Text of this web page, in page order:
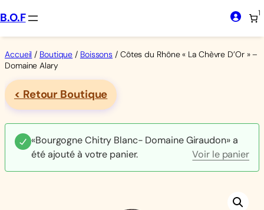
Aller
au
contenu
B.O.F 1
Accueil / Boutique / Boissons / Côtes du Rhône « La Chèvre D’Or » –
Domaine Alary
< Retour Boutique
«Bourgogne Chitry Blanc- Domaine Giraudon» a
été ajouté à votre panier.
Voir le panier